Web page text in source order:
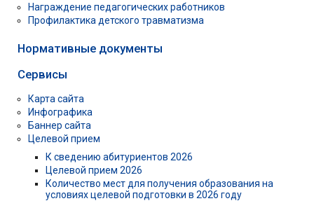
Награждение педагогических работников
Профилактика детского травматизма
Нормативные документы
Сервисы
Карта сайта
Инфографика
Баннер сайта
Целевой прием
К сведению абитуриентов 2026
Целевой прием 2026
Количество мест для получения образования на
условиях целевой подготовки в 2026 году